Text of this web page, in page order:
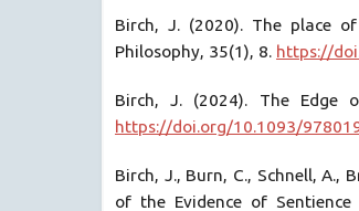
Birch, J. (2020). The place
Philosophy, 35(1), 8. https://
Birch, J. (2024). The Edge
https://doi.org/10.1093/
Birch, J., Burn, C., Schnell, A.,
of the Evidence of Sentience